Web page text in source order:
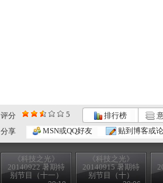
评分 5 排行榜
分享
MSN或QQ好友 贴到博客或
《科技之光》
20140922 暑期特
别节目（十一）
《科技之光》
20140915 暑期特
别节目（十）